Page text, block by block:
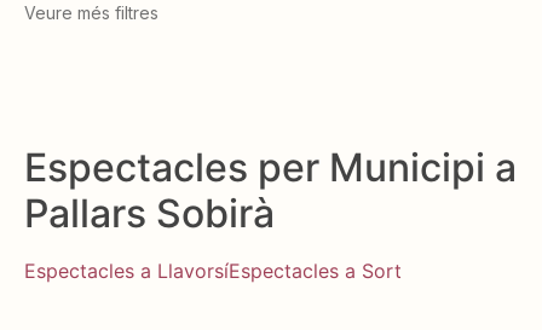
Veure més filtres
Espectacles per Municipi a
Pallars Sobirà
Espectacles a LlavorsíEspectacles a Sort